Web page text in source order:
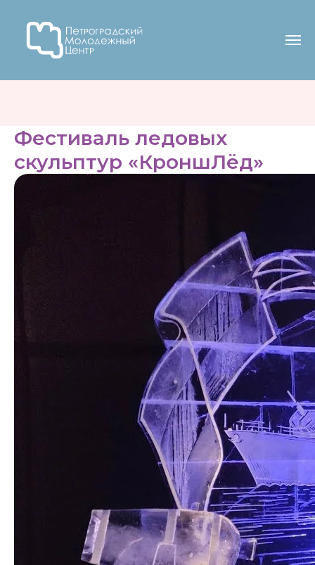
Фестиваль ледовых
скульптур «КроншЛёд»